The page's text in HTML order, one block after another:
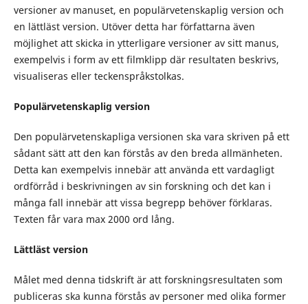
versioner av manuset, en populärvetenskaplig version och
en lättläst version. Utöver detta har författarna även
möjlighet att skicka in ytterligare versioner av sitt manus,
exempelvis i form av ett filmklipp där resultaten beskrivs,
visualiseras eller teckenspråkstolkas.
Populärvetenskaplig version
Den populärvetenskapliga versionen ska vara skriven på ett
sådant sätt att den kan förstås av den breda allmänheten.
Detta kan exempelvis innebär att använda ett vardagligt
ordförråd i beskrivningen av sin forskning och det kan i
många fall innebär att vissa begrepp behöver förklaras.
Texten får vara max 2000 ord lång.
Lättläst version
Målet med denna tidskrift är att forskningsresultaten som
publiceras ska kunna förstås av personer med olika former